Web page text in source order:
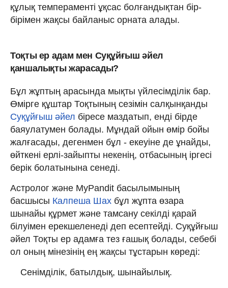
құлық темпераменті ұқсас болғандықтан бір-
бірімен жақсы байланыс орната алады.
Тоқты ер адам мен Суқұйғыш әйел
қаншалықты жарасады?
Бұл жұптың арасында мықты үйлесімділік бар.
Өмірге құштар Тоқтының сезімін салқынқанды
Суқұйғыш әйел біресе маздатып, енді бірде
баяулатумен болады. Мұндай ойын өмір бойы
жалғасады, дегенмен бұл - екеуіне де ұнайды,
өйткені ерлі-зайыпты некенің, отбасының іргесі
берік болатынына сенеді.
Астролог және MyPandit басылымының
басшысы Калпеша Шах бұл жұпта өзара
шынайы құрмет және тамсану секілді қарай
білуімен ерекшеленеді деп есептейді. Суқұйғыш
әйел Тоқты ер адамға тез ғашық болады, себебі
ол оның мінезінің ең жақсы тұстарын көреді:
Сенімділік, батылдық, шынайылық.